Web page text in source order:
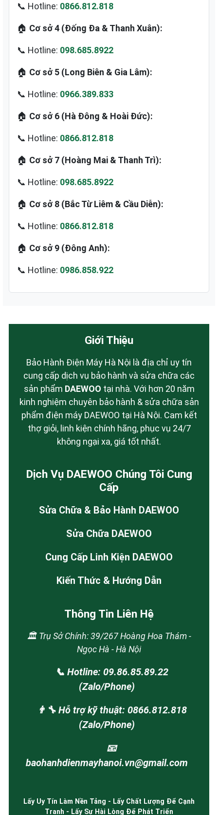
📞 Hotline: 0866.812.818
🏠 Cơ sở 4 (Đống Đa & Thanh Xuân):
📞 Hotline: 098.685.8922
🏠 Cơ sở 5 (Long Biên & Gia Lâm):
📞 Hotline: 0966.389.833
🏠 Cơ sở 6 (Hà Đông & Hoài Đức):
📞 Hotline: 0866.812.818
🏠 Cơ sở 7 (Hoàng Mai & Thanh Trì):
📞 Hotline: 098.685.8922
🏠 Cơ sở 8 (Bắc Từ Liêm & Cầu Diễn):
📞 Hotline: 0866.812.818
🏠 Cơ sở 9 (Đông Anh):
📞 Hotline: 0986.858.922
Giới Thiệu
Bảo Hành Điện Máy Hà Nội là địa chỉ uy tín
cung cấp dịch vụ bảo hành và sửa chữa các
sản phẩm DAEWOO tại nhà. Với hơn 20 năm
kinh nghiệm chuyên bảo hành & sửa chữa sản
phẩm điện máy DAEWOO tại Hà Nội. Cam kết
thợ giỏi, linh kiện chính hãng, phục vụ 24/7
không ngại xa, giá tốt nhất.
Dịch Vụ DAEWOO Chúng Tôi Cung
Cấp
Sửa Chữa & Bảo Hành DAEWOO
Sửa Chữa DAEWOO
Cung Cấp Linh Kiện DAEWOO
Kiến Thức & Hướng Dẫn
Thông Tin Liên Hệ
🏛️ Trụ Sở Chính: 39/267 Hoàng Hoa Thám -
Ngọc Hà - Hà Nội
📞 Hotline: 09.86.85.89.22
(Zalo/Phone)
👨‍🔧 Hỗ trợ kỹ thuật: 0866.812.818
(Zalo/Phone)
📧
baohanhdienmayhanoi.vn@gmail.com
Lấy Uy Tín Làm Nền Tảng - Lấy Chất Lượng Để Cạnh
Tranh - Lấy Sự Hài Lòng Để Phát Triển